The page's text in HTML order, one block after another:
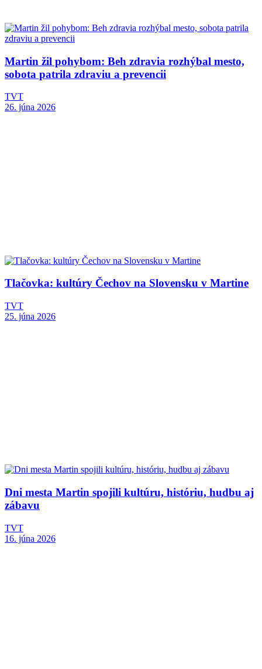
Martin žil pohybom: Beh zdravia rozhýbal mesto,
sobota patrila zdraviu a prevencii
TVT
26. júna 2026
Tlačovka: kultúry Čechov na Slovensku v Martine
TVT
25. júna 2026
Dni mesta Martin spojili kultúru, históriu, hudbu aj
zábavu
TVT
16. júna 2026